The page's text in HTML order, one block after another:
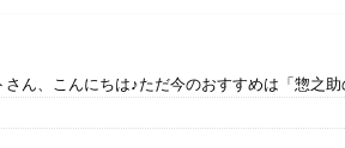
ん、こんにちは♪ただ今のおすすめは「惣之助